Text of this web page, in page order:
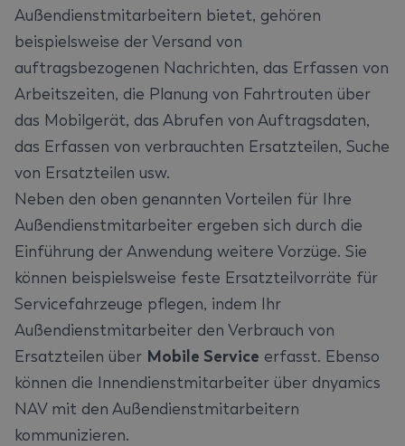
Außendienstmitarbeitern bietet, gehören
beispielsweise der Versand von
auftragsbezogenen Nachrichten, das Erfassen von
Arbeitszeiten, die Planung von Fahrtrouten über
das Mobilgerät, das Abrufen von Auftragsdaten,
das Erfassen von verbrauchten Ersatzteilen, Suche
von Ersatzteilen usw.
Neben den oben genannten Vorteilen für Ihre
Außendienstmitarbeiter ergeben sich durch die
Einführung der Anwendung weitere Vorzüge. Sie
können beispielsweise feste Ersatzteilvorräte für
Servicefahrzeuge pflegen, indem Ihr
Außendienstmitarbeiter den Verbrauch von
Ersatzteilen über Mobile Service erfasst. Ebenso
können die Innendienstmitarbeiter über dnyamics
NAV mit den Außendienstmitarbeitern
kommunizieren.